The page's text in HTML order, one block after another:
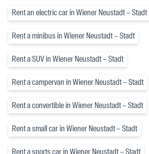
Rent an electric car in Wiener Neustadt – Stadt
Rent a minibus in Wiener Neustadt – Stadt
Rent a SUV in Wiener Neustadt – Stadt
Rent a campervan in Wiener Neustadt – Stadt
Rent a convertible in Wiener Neustadt – Stadt
Rent a small car in Wiener Neustadt – Stadt
Rent a sports car in Wiener Neustadt – Stadt